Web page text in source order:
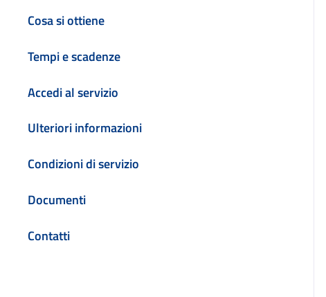
Cosa si ottiene
Tempi e scadenze
Accedi al servizio
Ulteriori informazioni
Condizioni di servizio
Documenti
Contatti